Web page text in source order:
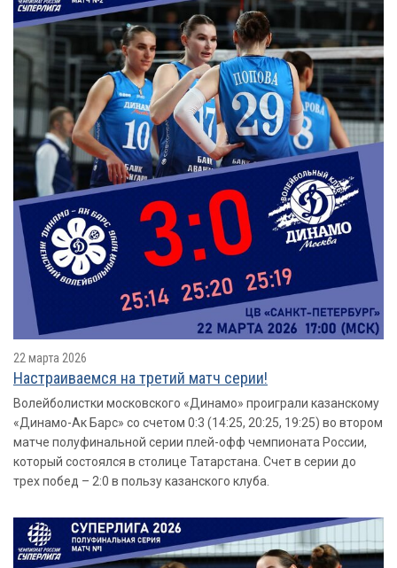
22 марта 2026
Настраиваемся на третий матч серии!
Волейболистки московского «Динамо» проиграли казанскому
«Динамо-Ак Барс» со счетом 0:3 (14:25, 20:25, 19:25) во втором
матче полуфинальной серии плей-офф чемпионата России,
который состоялся в столице Татарстана. Счет в серии до
трех побед – 2:0 в пользу казанского клуба.